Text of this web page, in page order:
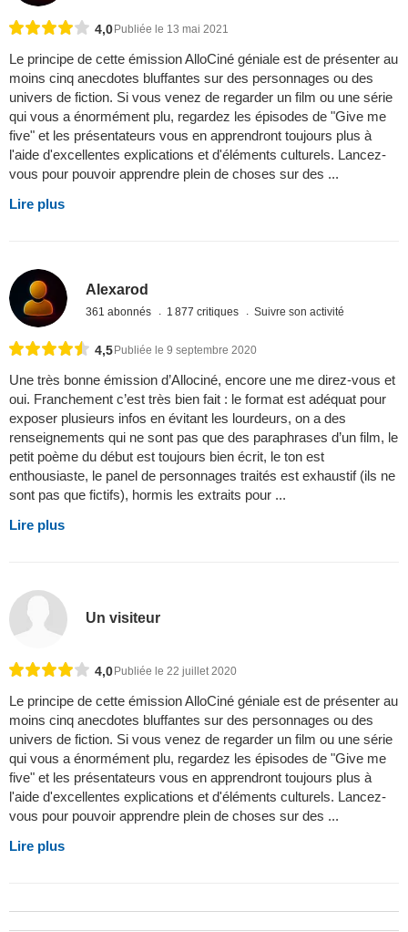
4,0Publiée le 13 mai 2021
Le principe de cette émission AlloCiné géniale est de présenter au
moins cinq anecdotes bluffantes sur des personnages ou des
univers de fiction. Si vous venez de regarder un film ou une série
qui vous a énormément plu, regardez les épisodes de "Give me
five" et les présentateurs vous en apprendront toujours plus à
l'aide d'excellentes explications et d'éléments culturels. Lancez-
vous pour pouvoir apprendre plein de choses sur des ...
Lire plus
Alexarod
361 abonnés 1 877 critiques Suivre son activité
4,5Publiée le 9 septembre 2020
Une très bonne émission d’Allociné, encore une me direz-vous et
oui. Franchement c’est très bien fait : le format est adéquat pour
exposer plusieurs infos en évitant les lourdeurs, on a des
renseignements qui ne sont pas que des paraphrases d’un film, le
petit poème du début est toujours bien écrit, le ton est
enthousiaste, le panel de personnages traités est exhaustif (ils ne
sont pas que fictifs), hormis les extraits pour ...
Lire plus
Un visiteur
4,0 Publiée le 22 juillet 2020
Le principe de cette émission AlloCiné géniale est de présenter au
moins cinq anecdotes bluffantes sur des personnages ou des
univers de fiction. Si vous venez de regarder un film ou une série
qui vous a énormément plu, regardez les épisodes de "Give me
five" et les présentateurs vous en apprendront toujours plus à
l'aide d'excellentes explications et d'éléments culturels. Lancez-
vous pour pouvoir apprendre plein de choses sur des ...
Lire plus